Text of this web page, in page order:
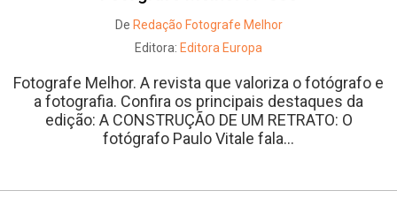
De Redação Fotografe Melhor
Editora: Editora Europa
Fotografe Melhor. A revista que valoriza o fotógrafo e
a fotografia. Confira os principais destaques da
edição: A CONSTRUÇÃO DE UM RETRATO: O
fotógrafo Paulo Vitale fala...